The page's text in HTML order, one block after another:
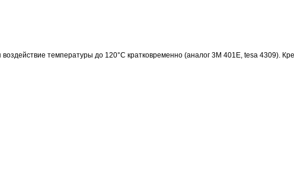
температуры до 120°C кратковременно (аналог 3M 401E, tesa 4309).